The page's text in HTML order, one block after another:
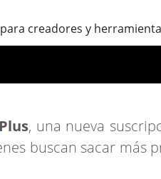
creadores y
Plus, una nueva
buscan sacar más